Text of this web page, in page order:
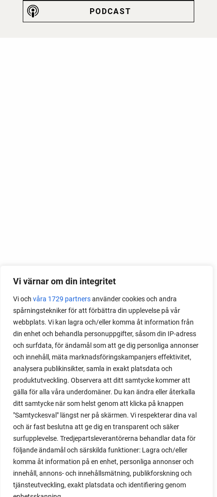
Vi värnar om din integritet
Vi och våra 1729 partnersanvänder cookies och andra
spårningstekniker för att förbättra din upplevelse på vår
webbplats. Vi kan lagra och/eller komma åt information från
din enhet och behandla personuppgifter, såsom din IP-adress
och surfdata, för ändamål som att ge dig personliga annonser
och innehåll, mäta marknadsföringskampanjers effektivitet,
analysera publikinsikter, samla in exakt platsdata och
produktutveckling. Observera att ditt samtycke kommer att
gälla för alla våra underdomäner. Du kan ändra eller återkalla
ditt samtycke när som helst genom att klicka på knappen
"Samtyckesval" längst ner på skärmen. Vi respekterar dina val
och är fast beslutna att ge dig en transparent och säker
surfupplevelse. Tredjepartsleverantörerna behandlar data för
följande ändamål och särskilda funktioner: Lagra och/eller
komma åt information på en enhet, personliga annonser och
innehåll, annons- och innehållsmätning, publikforskning och
tjänsteutveckling, exakt platsdata och identifiering genom
PODCAST